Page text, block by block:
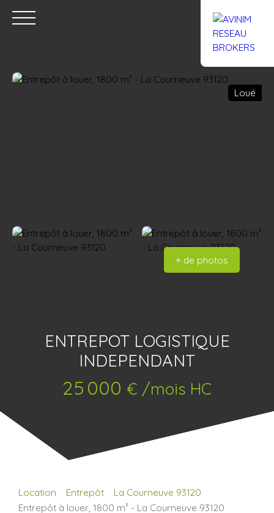
Loué
+ de photos
ENTREPOT LOGISTIQUE
INDEPENDANT
25 000 € /mois HC
Location Entrepôt
La Courneuve 93120
Entrepôt à louer, 1800 m² - La Courneuve 93120